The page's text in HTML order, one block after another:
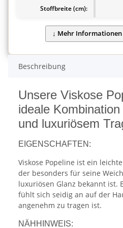
Stoffbreite (cm):
Beschreibung
Unsere Viskose
ideale
und luxuriösem
EIGENSCHAFTEN:
Viskose Popeline ist ein
der besonders für seine
luxuriösen Glanz bekannt ist.
fühlt sich seidig an auf der
angenehm zu tragen ist.
NÄHHINWEIS: